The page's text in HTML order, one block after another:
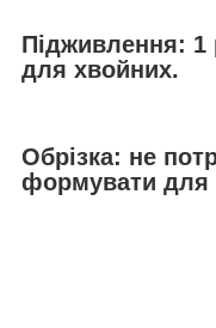
Підживлення: 1
для хвойних.
Обрізка: не
формувати для